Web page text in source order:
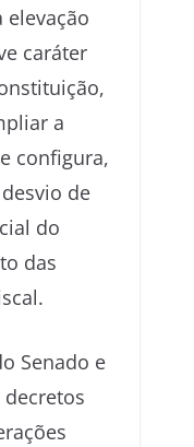
elevação
caráter
a
configura,
de
do
das
Senado e